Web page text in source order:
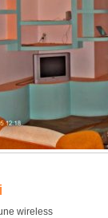
wireless